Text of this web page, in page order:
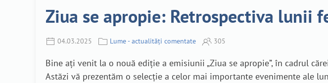
Ziua se apropie: Retrospectiva lunii
04.03.2025 Lume - actualități comentate 305
Bine ați venit la o nouă ediție a emisiunii „Ziua se apropie”, în cadrul
Astăzi vă prezentăm o selecție a celor mai importante evenimente ale